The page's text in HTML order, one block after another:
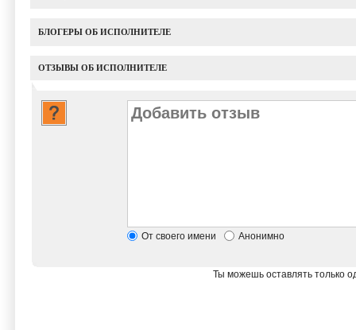
БЛОГЕРЫ ОБ ИСПОЛНИТЕЛЕ
ОТЗЫВЫ ОБ ИСПОЛНИТЕЛЕ
От своего имени Анонимно
Ты можешь оставлять только